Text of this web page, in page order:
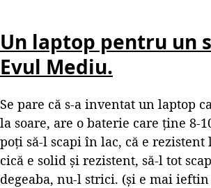
Un laptop pentru un
Evul Mediu.
Se pare că s-a inventat un laptop
la soare, are o baterie care ține 8-
poți să-l scapi în lac, că e rezistent
cică e solid și rezistent, să-l tot
degeaba, nu-l strici. (și e mai ieftin